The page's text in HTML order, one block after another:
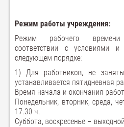
Режим работы учреждения:
Режим рабочего времени
соответствии с условиями
следующем порядке:
1) Для работников, не
устанавливается пятидневная
Время начала и окончания
Понедельник, вторник, среда,
17.30 ч.
Суббота, воскресенье –